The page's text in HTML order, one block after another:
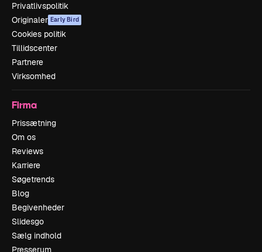
Privatlivspolitik
Originaler Early Bird
Cookies politik
Tillidscenter
Partnere
Virksomhed
Firma
Prissætning
Om os
Reviews
Karriere
Søgetrends
Blog
Begivenheder
Slidesgo
Sælg indhold
Presserum